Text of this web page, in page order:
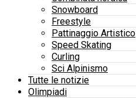
Snowboard
Freestyle
Pattinaggio Artistico
Speed Skating
Curling
Sci Alpinismo
Tutte le notizie
Olimpiadi